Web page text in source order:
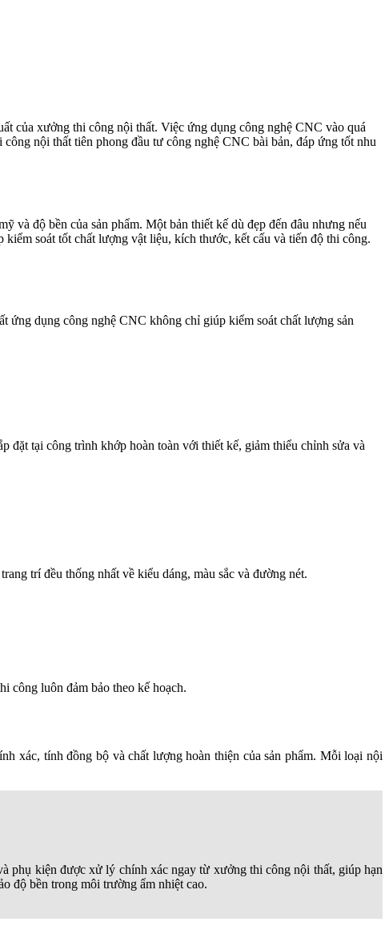
của xưởng thi công nội thất. Việc ứng dụng công nghệ CNC vào quá
nội thất tiên phong đầu tư công nghệ CNC bài bản, đáp ứng tốt nhu
và độ bền của sản phẩm. Một bản thiết kế dù đẹp đến đâu nhưng nếu
soát tốt chất lượng vật liệu, kích thước, kết cấu và tiến độ thi công.
ứng dụng công nghệ CNC không chỉ giúp kiểm soát chất lượng sản
đặt tại công trình khớp hoàn toàn với thiết kế, giảm thiểu chỉnh sửa và
trí đều thống nhất về kiểu dáng, màu sắc và đường nét.
công luôn đảm bảo theo kế hoạch.
xác, tính đồng bộ và chất lượng hoàn thiện của sản phẩm. Mỗi loại nội
phụ kiện được xử lý chính xác ngay từ xưởng thi công nội thất, giúp hạn
độ bền trong môi trường ẩm nhiệt cao.